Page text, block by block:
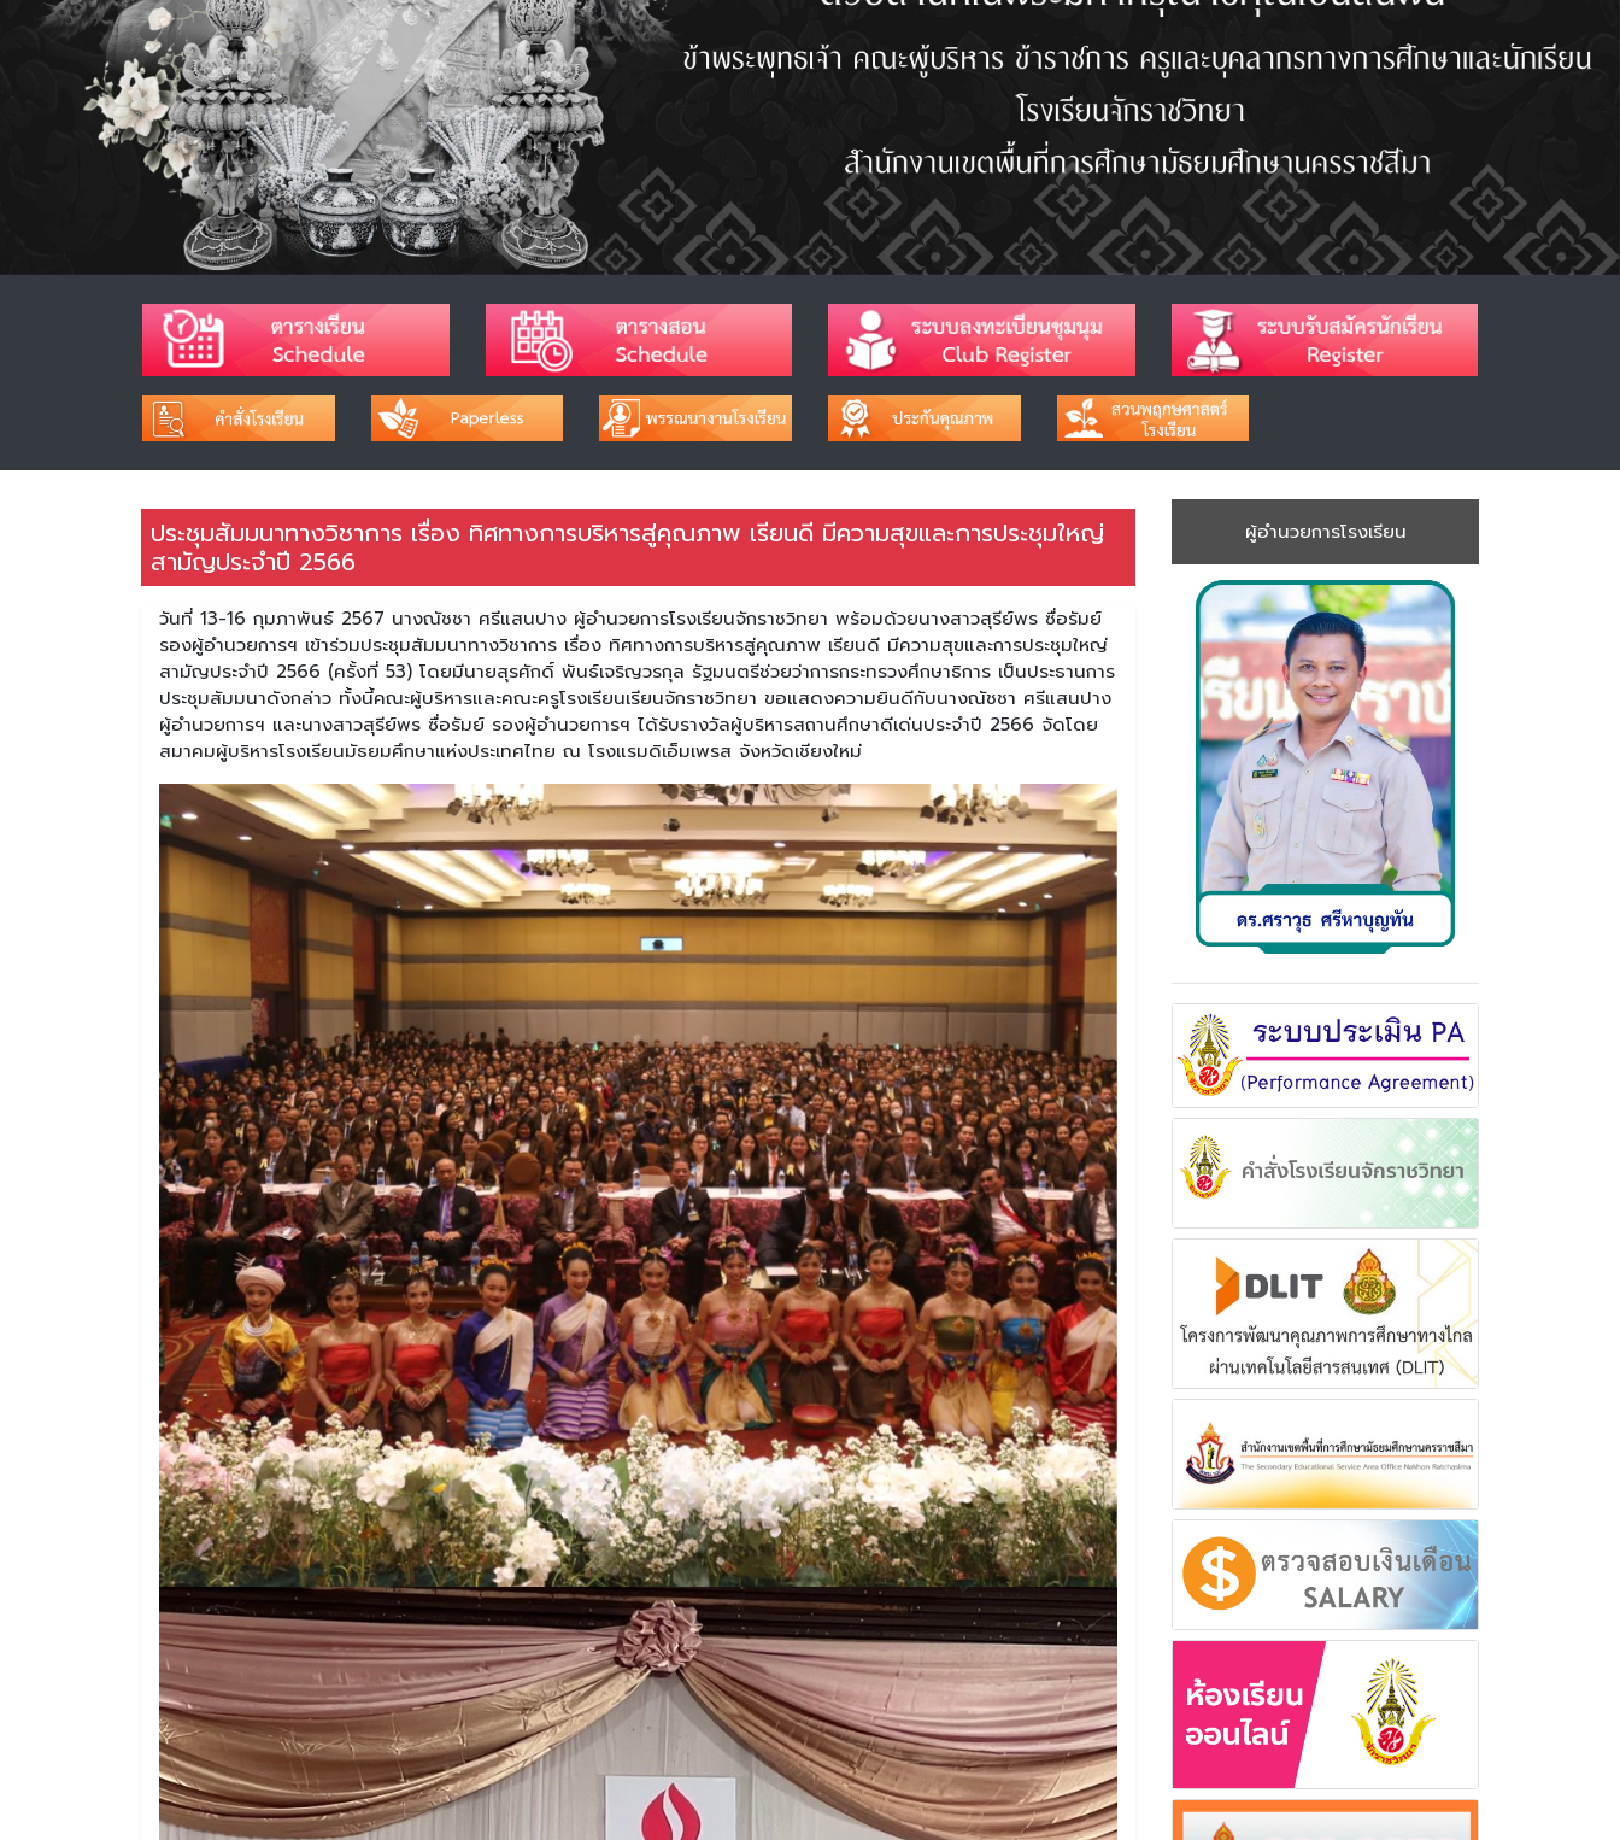
ประชุมสัมมนาทางวิชาการ เรื่อง ทิศทางการบริหารสู่คุณภาพ เรียนดี มีความสุขและการประชุมใหญ่
สามัญประจำปี 2566
วันที่ 13-16 กุมภาพันธ์ 2567 นางณัชชา ศรีแสนปาง ผู้อำนวยการโรงเรียนจักราชวิทยา พร้อมด้วยนางสาวสุรีย์พร ซื่อรัมย์
รองผู้อำนวยการฯ เข้าร่วมประชุมสัมมนาทางวิชาการ เรื่อง ทิศทางการบริหารสู่คุณภาพ เรียนดี มีความสุขและการประชุมใหญ่
สามัญประจำปี 2566 (ครั้งที่ 53) โดยมีนายสุรศักดิ์ พันธ์เจริญวรกุล รัฐมนตรีช่วยว่าการกระทรวงศึกษาธิการ เป็นประธานการ
ประชุมสัมมนาดังกล่าว ทั้งนี้คณะผู้บริหารและคณะครูโรงเรียนเรียนจักราชวิทยา ขอแสดงความยินดีกับนางณัชชา ศรีแสนปาง
ผู้อำนวยการฯ และนางสาวสุรีย์พร ซื่อรัมย์ รองผู้อำนวยการฯ ได้รับรางวัลผู้บริหารสถานศึกษาดีเด่นประจำปี 2566 จัดโดย
สมาคมผู้บริหารโรงเรียนมัธยมศึกษาแห่งประเทศไทย ณ โรงแรมดิเอ็มเพรส จังหวัดเชียงใหม่
ผู้อำนวยการโรงเรียน